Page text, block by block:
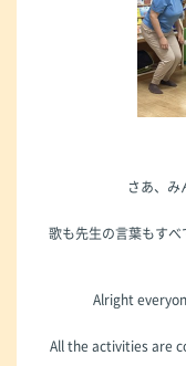
さあ、
歌も先生の言葉もすべ
Alright
All the activities are